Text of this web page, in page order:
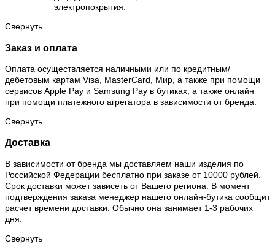
электропокрытия.
Свернуть
Заказ и оплата
Оплата осуществляется наличными или по кредитным/
дебетовым картам Visa, MasterCard, Мир, а также при помощи
сервисов Apple Pay и Samsung Pay в бутиках, а также онлайн
при помощи платежного агрегатора в зависимости от бренда.
Свернуть
Доставка
В зависимости от бренда мы доставляем наши изделия по
Российской Федерации бесплатно при заказе от 10000 рублей.
Срок доставки может зависеть от Вашего региона. В момент
подтверждения заказа менеджер нашего онлайн-бутика сообщит
расчет времени доставки. Обычно она занимает 1-3 рабочих
дня.
Свернуть